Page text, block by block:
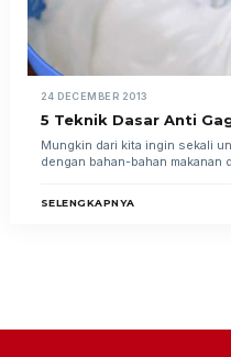
24 DECEMBER 2013
5 Teknik Dasar Anti
Mungkin dari kita ingin sekali
dengan bahan-bahan makanan
SELENGKAPNYA